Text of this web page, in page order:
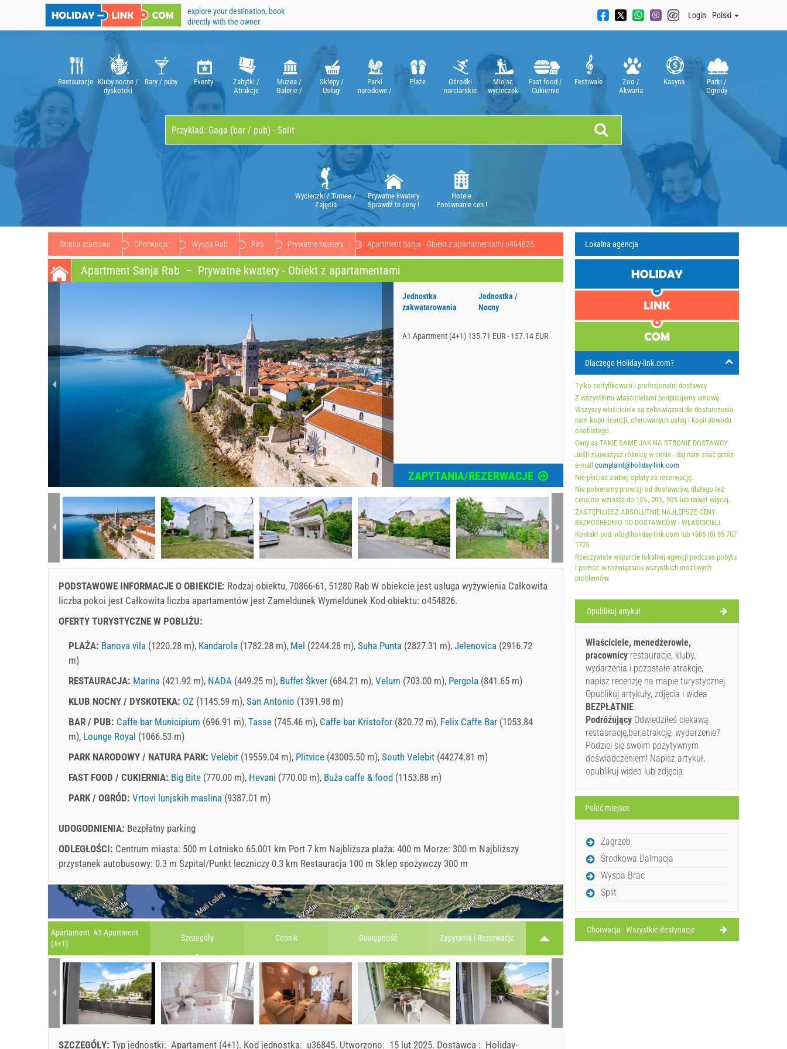
explore your destination, book
directly with the owner
Login Polski
Restauracje
Kluby nocne /
dyskoteki
Bary / puby Eventy
Zabytki /
Atrakcje
Muzea /
Galerie /
Sklepy /
Usługi
Parki
narodowe /
Plaże
Ośrodki
narciarskie
Miejsc
wycieczek
Fast food /
Cukiernie
Festiwale
Zoo /
Akwaria
Kasyna
Parki /
Ogrody
Wycieczki / Turnee /
Zajęcia
Prywatne kwatery
Sprawdź te ceny !
Hotele
Porównanie cen !
Strona startowa Chorwacja Wyspa Rab Rab Prywatne kwatery Apartment Sanja - Obiekt z apartamentami o454826
Apartment Sanja Rab – Prywatne kwatery - Obiekt z apartamentami
Jednostka
zakwaterowania
Jednostka /
Nocny
A1 Apartment (4+1) 135.71 EUR - 157.14 EUR
ZAPYTANIA/REZERWACJE
PODSTAWOWE INFORMACJE O OBIEKCIE: Rodzaj obiektu, 70866-61, 51280 Rab W obiekcie jest usługa wyżywienia Całkowita
liczba pokoi jest Całkowita liczba apartamentów jest Zameldunek Wymeldunek Kod obiektu: o454826.
OFERTY TURYSTYCZNE W POBLIŻU:
PLAŻA: Banova vila (1220.28 m), Kandarola (1782.28 m), Mel (2244.28 m), Suha Punta (2827.31 m), Jelenovica (2916.72
m)
RESTAURACJA: Marina (421.92 m), NADA (449.25 m), Buffet Škver (684.21 m), Velum (703.00 m), Pergola (841.65 m)
KLUB NOCNY / DYSKOTEKA: OZ (1145.59 m), San Antonio (1391.98 m)
BAR / PUB: Caffe bar Municipium (696.91 m), Tasse (745.46 m), Caffe bar Kristofor (820.72 m), Felix Caffe Bar (1053.84
m), Lounge Royal (1066.53 m)
PARK NARODOWY / NATURA PARK: Velebit (19559.04 m), Plitvice (43005.50 m), South Velebit (44274.81 m)
FAST FOOD / CUKIERNIA: Big Bite (770.00 m), Hevani (770.00 m), Buža caffe & food (1153.88 m)
PARK / OGRÓD: Vrtovi lunjskih maslina (9387.01 m)
UDOGODNIENIA: Bezpłatny parking
ODLEGŁOŚCI: Centrum miasta: 500 m Lotnisko 65.001 km Port 7 km Najbliższa plaża: 400 m Morze: 300 m Najbliższy
przystanek autobusowy: 0.3 m Szpital/Punkt leczniczy 0.3 km Restauracja 100 m Sklep spożywczy 300 m
Apartament A1 Apartment
(4+1)
Szczegóły Cennik Dostępność Zapytania i Rezerwacje
SZCZEGÓŁY: Typ jednostki: Apartament (4+1). Kod jednostka: u36845. Utworzono: 15 lut 2025. Dostawca : Holiday-
Lokalna agencja
Dlaczego Holiday-link.com?
Tylko certyfikowani i profesjonalni dostawcy.
Z wszystkimi właścicielami podpisujemy umowę.
Wszyscy właściciele są zobowiązani do dostarczenia
nam kopii licencji, oferowanych usług i kopii dowodu
osobistego.
Ceny są TAKIE SAME JAK NA STRONIE DOSTAWCY.
Jeśli zauważysz różnicę w cenie - daj nam znać przez
e-mail:complaint@holiday-link.com
Nie płacisz żadnej opłaty za rezerwację.
Nie pobieramy prowizji od dostawców, dlatego też
cena nie wzrasta do 15%, 20%, 30% lub nawet więcej.
ZASTĘPUJESZ ABSOLUTNIE NAJLEPSZE CENY
BEZPOŚREDNIO OD DOSTAWCÓW - WŁAŚCICIELI.
Kontakt pod info@holiday-link.com lub +385 (0) 95 707
1725
Rzeczywiste wsparcie lokalnej agencji podczas pobytu
i pomoc w rozwiązaniu wszystkich możliwych
problemów.
Opublikuj artykuł
Właściciele, menedżerowie,
pracownicy restauracje, kluby,
wydarzenia i pozostałe atrakcje,
napisz recenzję na mapie turystycznej.
Opublikuj artykuły, zdjęcia i widea
BEZPŁATNIE.
Podróżujący Odwiedziłeś ciekawą
restaurację,bar,atrakcję, wydarzenie?
Podziel się swoim pozytywnym
doświadczeniem! Napisz artykuł,
opublikuj wideo lub zdjęcia.
Poleć miejsce
Zagrzeb
Środkowa Dalmacja
Wyspa Brac
Split
Chorwacja - Wszystkie destynacje